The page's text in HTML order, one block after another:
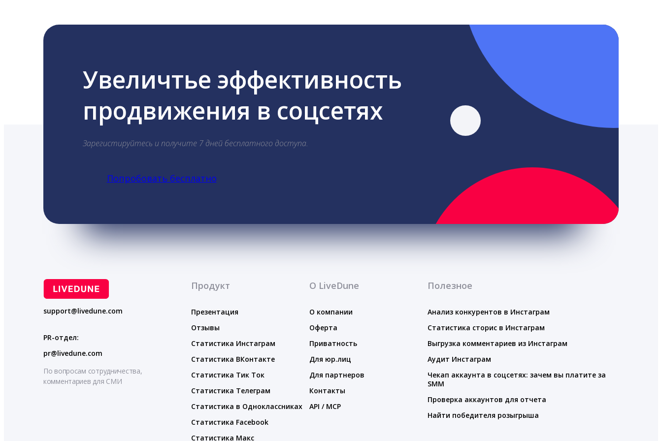
Увеличтье эффективность
продвижения в соцсетях
Зарегистируйтесь и получите 7 дней бесплатного доступа.
Попробовать бесплатно
support@livedune.com
PR-отдел:
pr@livedune.com
По вопросам сотрудничества,
комментариев для СМИ
Продукт
Презентация
Отзывы
Статистика Инстаграм
Статистика ВКонтакте
Статистика Тик Ток
Статистика Телеграм
Статистика в Одноклассниках
Статистика Facebook
Статистика Макс
О LiveDune
О компании
Оферта
Приватность
Для юр.лиц
Для партнеров
Контакты
API / MCP
Полезное
Анализ конкурентов в Инстаграм
Статистика сторис в Инстаграм
Выгрузка комментариев из Инстаграм
Аудит Инстаграм
Чекап аккаунта в соцсетях: зачем вы платите за
SMM
Проверка аккаунтов для отчета
Найти победителя розыгрыша